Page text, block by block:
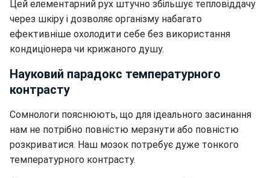
Цей елементарний рух штучно збільшує тепловіддачу
через шкіру і дозволяє організму набагато
ефективніше охолодити себе без використання
кондиціонера чи крижаного душу.
Науковий парадокс температурного
контрасту
Сомнологи пояснюють, що для ідеального засинання
нам не потрібно повністю мерзнути або повністю
розкриватися. Наш мозок потребує дуже тонкого
температурного контрасту.